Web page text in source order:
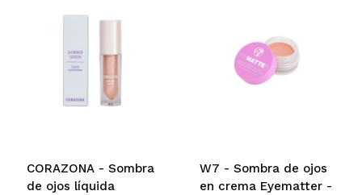
CORAZONA - Sombra
de ojos líquida
W7 - Sombra de ojos
en crema Eyematter -